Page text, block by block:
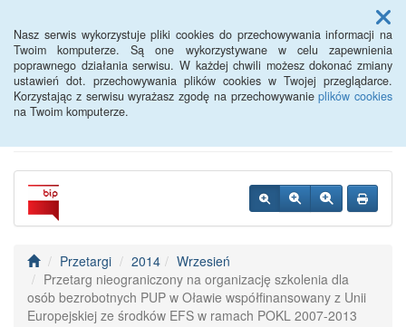
Nasz serwis wykorzystuje pliki cookies do przechowywania informacji na
Twoim komputerze. Są one wykorzystywane w celu zapewnienia
poprawnego działania serwisu. W każdej chwili możesz dokonać zmiany
ustawień dot. przechowywania plików cookies w Twojej przeglądarce.
Korzystając z serwisu wyrażasz zgodę na przechowywanieplików cookies
na Twoim komputerze.
Menu
Powiatowy Urząd Pracy w
Oławie
Przetargi 2014
Wrzesień
Przetarg nieograniczony na organizację szkolenia dla
osób bezrobotnych PUP w Oławie współfinansowany z Unii
Europejskiej ze środków EFS w ramach POKL 2007-2013